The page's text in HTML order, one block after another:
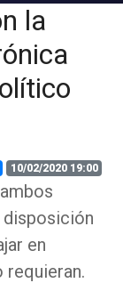
la
10/02/2020 19:00
en
requieran.